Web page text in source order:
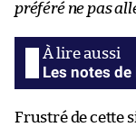
préféré ne pas
Les notes
Frustré de cette